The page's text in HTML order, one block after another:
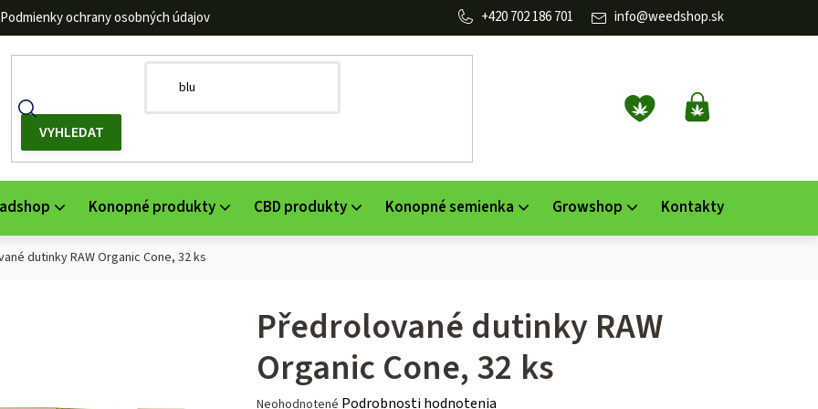
Podmienky ochrany osobných údajov info@weedshop.sk
702 186 701
NÁKUPNÝ
KOŠÍK
Konopné produkty CBD produkty Konopné semienka Growshop Kontakty
dutinky RAW Organic Cone, 32 ks
Předrolované dutinky RAW
Organic Cone, 32 ks
Priemerné
Neohodnotené Podrobnosti hodnotenia